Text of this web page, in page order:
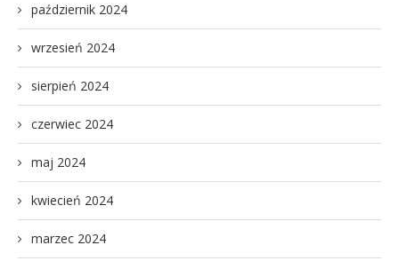
październik 2024
wrzesień 2024
sierpień 2024
czerwiec 2024
maj 2024
kwiecień 2024
marzec 2024